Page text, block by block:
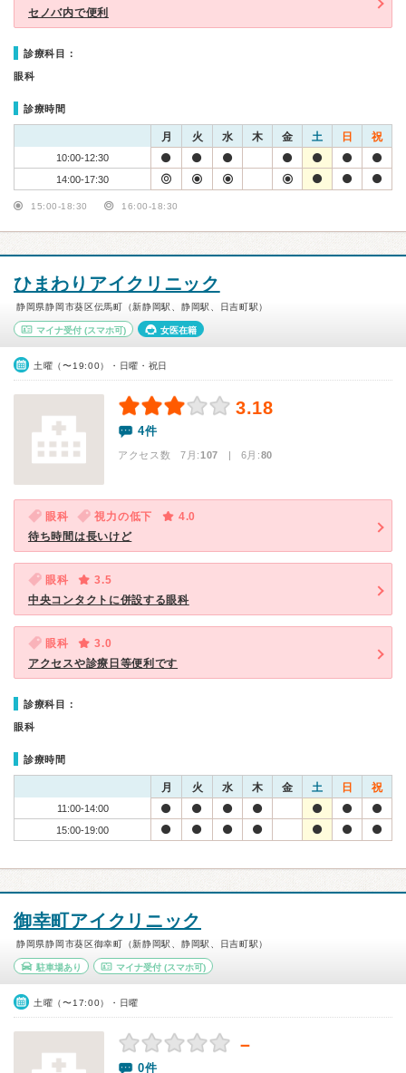
セノバ内で便利
診療科目：
眼科
診療時間
月 火 水 木 金 土 日 祝
10:00-12:30
14:00-17:30
15:00-18:30 16:00-18:30
ひまわりアイクリニック
静岡県静岡市葵区伝馬町（新静岡駅、静岡駅、日吉町駅）
マイナ受付 (スマホ可) 女医在籍
土曜（〜19:00）・日曜・祝日
3.18
4件
アクセス数 7月:107 | 6月:80
眼科 視力の低下
4.0
待ち時間は長いけど
眼科
3.5
中央コンタクトに併設する眼科
眼科
3.0
アクセスや診療日等便利です
診療科目：
眼科
診療時間
月 火 水 木 金 土 日 祝
11:00-14:00
15:00-19:00
御幸町アイクリニック
静岡県静岡市葵区御幸町（新静岡駅、静岡駅、日吉町駅）
駐車場あり マイナ受付(スマホ可)
土曜（〜17:00）・日曜
－
0件